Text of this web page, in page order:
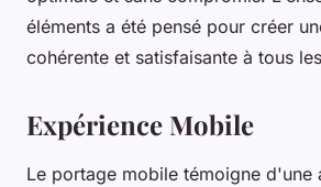
éléments a été pensé pour créer
cohérente et satisfaisante à tous
Expérience Mobile
Le portage mobile témoigne d'une